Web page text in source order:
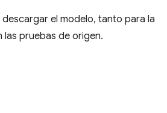
el modelo, tanto para la
pruebas de origen.